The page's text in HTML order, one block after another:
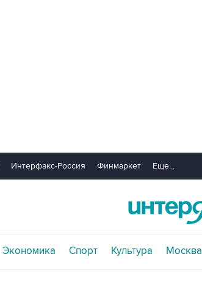
Интерфакс-Россия Финмаркет Еще...
Экономика Спорт Культура Москва